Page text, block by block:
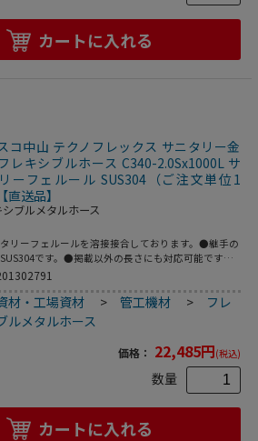
カートに入れる
コ中山 テクノフレックス サニタリー金
レキシブルホース C340-2.0Sx1000L サ
ーフェルール SUS304（ご注文単位1
直送品】
シブルメタルホース
リーフェルールを溶接接合しております。●継手の
です。●掲載以外の長さにも対応可能です。
心合わせに。●繰返し発生する機械的変位の吸収
長(mm)：1000●フェルールサイズ：2.0S●最高使
(MPa)：1.0●使用温度範囲(℃)：80●接続方式：サニ
フェルール●適合流体：水、油、空気、ガス、等(腐
体を除く)●最高使用圧力：1MPa●使用温度範囲：0
接続：サニタリーフェルール●フレキ部：ステン
継手部：ステンレス(SUS304)
材・工場資材 >管工機材 > フレ
ルメタルホース
価格： 22,485円(税込)
数量
カートに入れる